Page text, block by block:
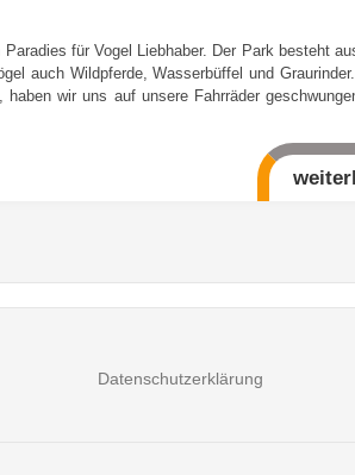
für Vogel Liebhaber. Der Park besteht
auch Wildpferde, Wasserbüffel und Graurinder.
wir uns auf unsere Fahrräder
Datenschutzerklärung